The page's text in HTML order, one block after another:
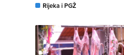
Rijeka i PGŽ